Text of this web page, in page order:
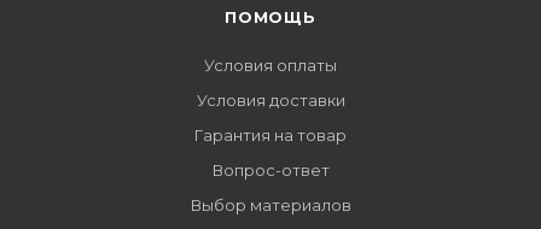
ПОМОЩЬ
Условия оплаты
Условия доставки
Гарантия на товар
Вопрос-ответ
Выбор материалов